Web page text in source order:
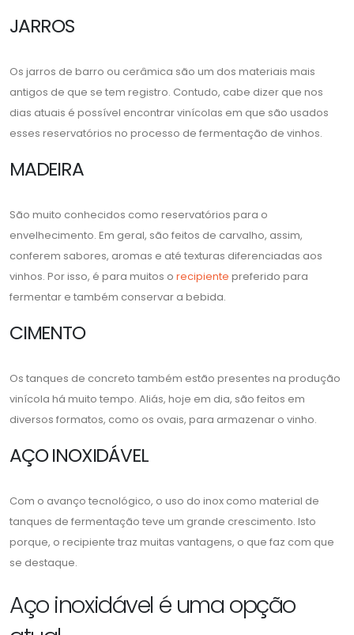
JARROS
Os jarros de barro ou cerâmica são um dos materiais mais
antigos de que se tem registro. Contudo, cabe dizer que nos
dias atuais é possível encontrar vinícolas em que são usados
esses reservatórios no processo de fermentação de vinhos.
MADEIRA
São muito conhecidos como reservatórios para o
envelhecimento. Em geral, são feitos de carvalho, assim,
conferem sabores, aromas e até texturas diferenciadas aos
vinhos. Por isso, é para muitos o recipiente preferido para
fermentar e também conservar a bebida.
CIMENTO
Os tanques de concreto também estão presentes na produção
vinícola há muito tempo. Aliás, hoje em dia, são feitos em
diversos formatos, como os ovais, para armazenar o vinho.
AÇO INOXIDÁVEL
Com o avanço tecnológico, o uso do inox como material de
tanques de fermentação teve um grande crescimento. Isto
porque, o recipiente traz muitas vantagens, o que faz com que
se destaque.
Aço inoxidável é uma opção